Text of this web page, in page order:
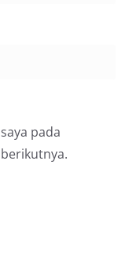
pada